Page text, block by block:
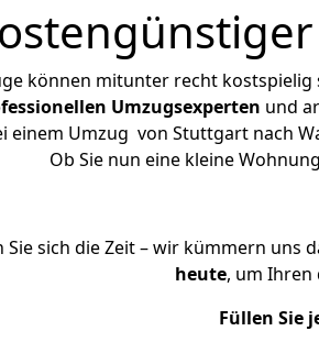
können mitunter recht kostspielig
Umzugsexperten und
einem Umzug von Stuttgart nach
Ob Sie nun eine kleine
Sie sich die Zeit – wir kümmern uns
heute, um Ihren
Füllen Sie